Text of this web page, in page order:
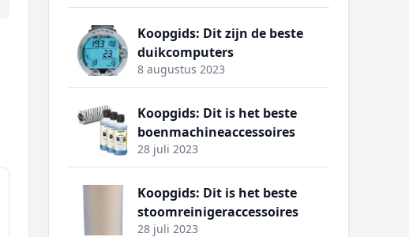
Koopgids: Dit zijn de beste
duikcomputers
8 augustus 2023
Koopgids: Dit is het beste
boenmachineaccessoires
28 juli 2023
Koopgids: Dit is het beste
stoomreinigeraccessoires
28 juli 2023